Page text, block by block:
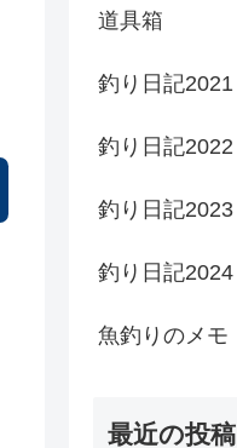
道具箱
釣り日記2021
釣り日記2022
釣り日記2023
釣り日記2024
魚釣りのメモ
最近の投稿